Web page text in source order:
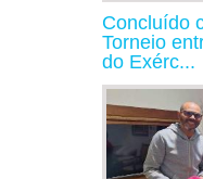
Concluído
Torneio
do Exérc...